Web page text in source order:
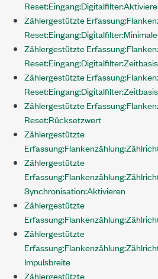
Zählergestützte
Zählergestützte
Zählergestützte
Zählergestützte
Reset:Rücksetzwert
Zählergestützte
Zählergestützte
Synchronisation:Aktivieren
Zählergestützte
Zählergestützte
Impulsbreite
Zählergestützte